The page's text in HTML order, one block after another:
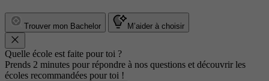
Trouver mon Bachelor M’aider à choisir
Quelle école est faite pour toi ?
Prends 2 minutes pour répondre à nos questions et découvrir les
écoles recommandées pour toi !